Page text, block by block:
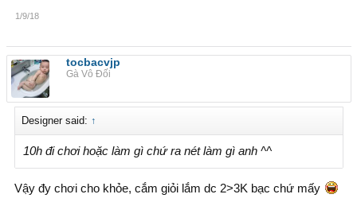
1/9/18
tocbacvjp
Gà Vô Đối
Designer said: ↑
10h đi chơi hoặc làm gì chứ ra nét làm gì anh ^^
Vậy đy chơi cho khỏe, cắm giỏi lắm dc 2>3K bạc chứ mấy